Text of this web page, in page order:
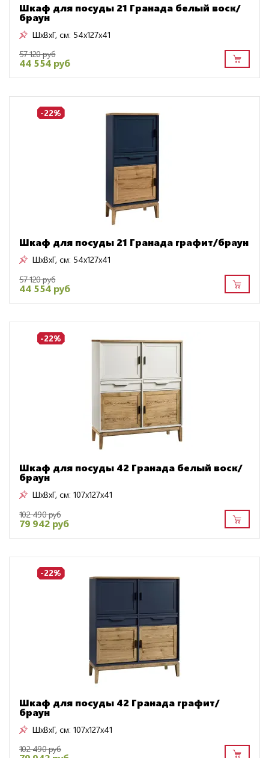
Шкаф для посуды 21 Гранада белый воск/
браун
ШxВxГ, см: 54x127x41
57 120 руб
44 554 руб
-22%
Шкаф для посуды 21 Гранада графит/браун
ШxВxГ, см: 54x127x41
57 120 руб
44 554 руб
-22%
Шкаф для посуды 42 Гранада белый воск/
браун
ШxВxГ, см: 107x127x41
102 490 руб
79 942 руб
-22%
Шкаф для посуды 42 Гранада графит/
браун
ШxВxГ, см: 107x127x41
102 490 руб